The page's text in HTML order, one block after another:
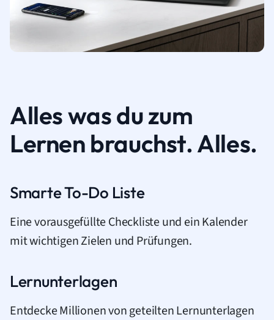
Alles was du zum
Lernen brauchst. Alles.
Smarte To-Do Liste
Eine vorausgefüllte Checkliste und ein Kalender
mit wichtigen Zielen und Prüfungen.
Lernunterlagen
Entdecke Millionen von geteilten Lernunterlagen